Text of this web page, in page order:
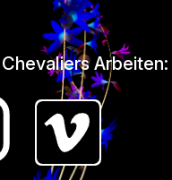
Arbeiten: